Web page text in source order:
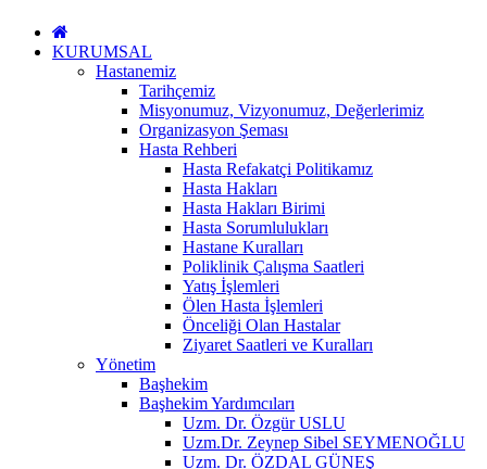
KURUMSAL
Hastanemiz
Tarihçemiz
Misyonumuz, Vizyonumuz, Değerlerimiz
Organizasyon Şeması
Hasta Rehberi
Hasta Refakatçi Politikamız
Hasta Hakları
Hasta Hakları Birimi
Hasta Sorumlulukları
Hastane Kuralları
Poliklinik Çalışma Saatleri
Yatış İşlemleri
Ölen Hasta İşlemleri
Önceliği Olan Hastalar
Ziyaret Saatleri ve Kuralları
Yönetim
Başhekim
Başhekim Yardımcıları
Uzm. Dr. Özgür USLU
Uzm.Dr. Zeynep Sibel SEYMENOĞLU
Uzm. Dr. ÖZDAL GÜNEŞ